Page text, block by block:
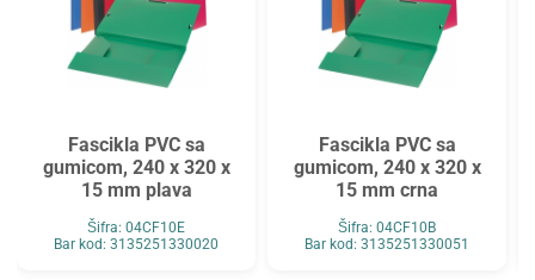
Fascikla PVC sa
gumicom, 240 x 320 x
15 mm plava
Šifra: 04CF10E
Bar kod: 3135251330020
Fascikla PVC sa
gumicom, 240 x 320 x
15 mm crna
Šifra: 04CF10B
Bar kod: 3135251330051